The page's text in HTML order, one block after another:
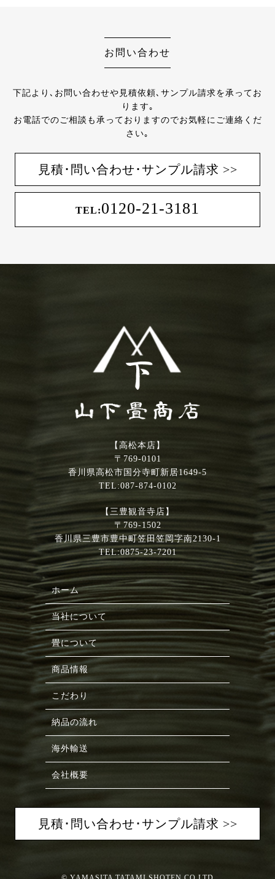
お問い合わせ
下記より､お問い合わせや見積依頼､サンプル請求を承ってお
ります｡
お電話でのご相談も承っておりますのでお気軽にご連絡くだ
さい｡
見積･問い合わせ･サンプル請求 >>
TEL:0120-21-3181
【高松本店】
〒769-0101
香川県高松市国分寺町新居1649-5
TEL:087-874-0102
【三豊観音寺店】
〒769-1502
香川県三豊市豊中町笠田笠岡字南2130-1
TEL:0875-23-7201
ホーム
当社について
畳について
商品情報
こだわり
納品の流れ
海外輸送
会社概要
見積･問い合わせ･サンプル請求 >>